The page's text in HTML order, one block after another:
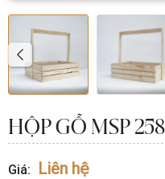
HỘP GỖ MSP 258
Giá: Liên hệ